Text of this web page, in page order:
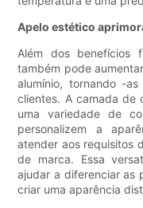
Apelo estético
Além dos benefícios
também pode
alumínio, tornando -
clientes. A camada de
uma variedade de
personalizem a
atender aos requisitos
de marca. Essa
ajudar a diferenciar as
criar uma aparência